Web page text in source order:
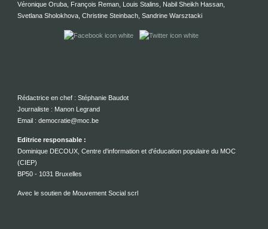
Véronique Oruba, François Reman, Louis Stalins, Nabil Sheikh Hassan,
Svetlana Sholokhova, Christine Steinbach, Sandrine Warsztacki
Rédactrice en chef : Stéphanie Baudot
Journaliste : Manon Legrand
Email : democratie@moc.be
Editrice responsable :
Dominique DECOUX, Centre d'information et d'éducation populaire du MOC
(CIEP)
BP50 - 1031 Bruxelles
Avec le soutien de Mouvement Social scrl